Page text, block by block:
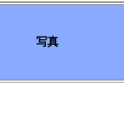
写真